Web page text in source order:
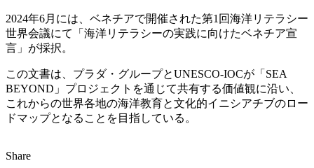
2024年6月には、ベネチアで開催された第1回海洋リテラシー
世界会議にて「海洋リテラシーの実践に向けたベネチア宣
言」が採択。
この文書は、プラダ・グループとUNESCO-IOCが「SEA
BEYOND」プロジェクトを通じて共有する価値観に沿い、
これからの世界各地の海洋教育と文化的イニシアチブのロー
ドマップとなることを目指している。
Share